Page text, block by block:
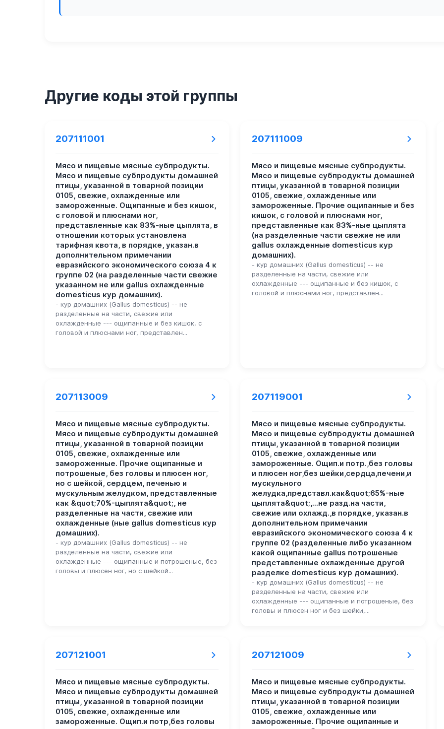
Другие коды этой группы
207111001
Мясо и пищевые мясные субпродукты.
Мясо и пищевые субпродукты домашней
птицы, указанной в товарной позиции
0105, свежие, охлажденные или
замороженные. Ощипанные и без кишок,
с головой и плюснами ног,
представленные как 83%-ные цыплята, в
отношении которых установлена
тарифная квота, в порядке, указан.в
дополнительном примечании
евразийского экономического союза 4 к
группе 02 (на разделенные части свежие
указанном не или gallus охлажденные
domesticus кур домашних).
- кур домашних (Gallus domesticus) -- не
разделенные на части, свежие или
охлажденные --- ощипанные и без кишок, с
головой и плюснами ног, представлен...
207111009
Мясо и пищевые мясные субпродукты.
Мясо и пищевые субпродукты домашней
птицы, указанной в товарной позиции
0105, свежие, охлажденные или
замороженные. Прочие ощипанные и без
кишок, с головой и плюснами ног,
представленные как 83%-ные цыплята
(на разделенные части свежие не или
gallus охлажденные domesticus кур
домашних).
- кур домашних (Gallus domesticus) -- не
разделенные на части, свежие или
охлажденные --- ощипанные и без кишок, с
головой и плюснами ног, представлен...
207113009
Мясо и пищевые мясные субпродукты.
Мясо и пищевые субпродукты домашней
птицы, указанной в товарной позиции
0105, свежие, охлажденные или
замороженные. Прочие ощипанные и
потрошеные, без головы и плюсен ног,
но с шейкой, сердцем, печенью и
мускульным желудком, представленные
как &quot;70%-цыплята&quot;, не
разделенные на части, свежие или
охлажденные (ные gallus domesticus кур
домашних).
- кур домашних (Gallus domesticus) -- не
разделенные на части, свежие или
охлажденные --- ощипанные и потрошеные, без
головы и плюсен ног, но с шейкой...
207119001
Мясо и пищевые мясные субпродукты.
Мясо и пищевые субпродукты домашней
птицы, указанной в товарной позиции
0105, свежие, охлажденные или
замороженные. Ощип.и потр.,без головы
и плюсен ног,без шейки,сердца,печени,и
мускульного
желудка,представл.как&quot;65%-ные
цыплята&quot;,...не разд.на части,
свежие или охлажд.,в порядке, указан.в
дополнительном примечании
евразийского экономического союза 4 к
группе 02 (разделенные либо указанном
какой ощипанные gallus потрошеные
представленные охлажденные другой
разделке domesticus кур домашних).
- кур домашних (Gallus domesticus) -- не
разделенные на части, свежие или
охлажденные --- ощипанные и потрошеные, без
головы и плюсен ног и без шейки,...
207121001
Мясо и пищевые мясные субпродукты.
Мясо и пищевые субпродукты домашней
птицы, указанной в товарной позиции
0105, свежие, охлажденные или
замороженные. Ощип.и потр,без головы
207121009
Мясо и пищевые мясные субпродукты.
Мясо и пищевые субпродукты домашней
птицы, указанной в товарной позиции
0105, свежие, охлажденные или
замороженные. Прочие ощипанные и